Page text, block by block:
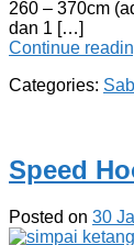
260 – 370cm
dan 1 […]
Continue
Categories:
Speed
Posted on 30